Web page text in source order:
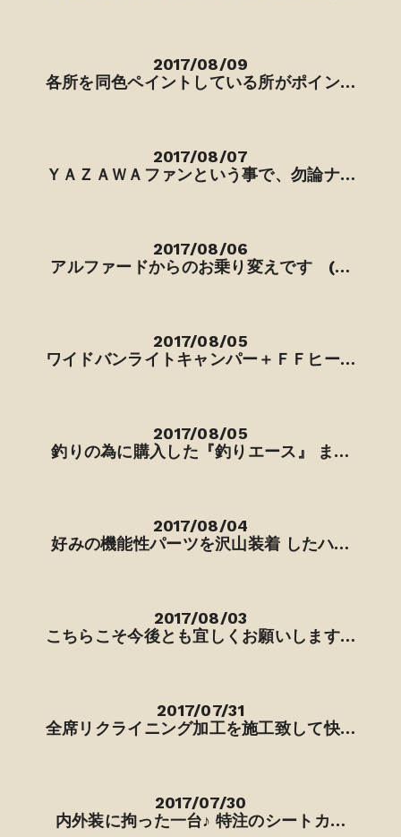
2017/08/09
各所を同色ペイントしている所がポイン…
2017/08/07
ＹＡＺＡＷＡファンという事で、勿論ナ…
2017/08/06
アルファードからのお乗り変えです (…
2017/08/05
ワイドバンライトキャンパー＋ＦＦヒー…
2017/08/05
釣りの為に購入した『釣りエース』 ま…
2017/08/04
好みの機能性パーツを沢山装着 したハ…
2017/08/03
こちらこそ今後とも宜しくお願いします…
2017/07/31
全席リクライニング加工を施工致して快…
2017/07/30
内外装に拘った一台♪ 特注のシートカ…